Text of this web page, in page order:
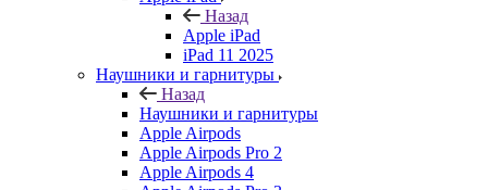
Назад
Apple iPad
iPad 11 2025
Наушники и гарнитуры
Назад
Наушники и гарнитуры
Apple Airpods
Apple Airpods Pro 2
Apple Airpods 4